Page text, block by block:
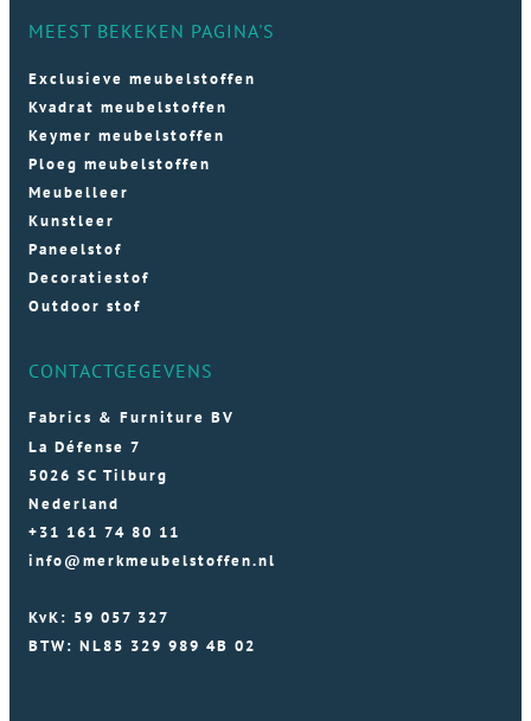
MEEST BEKEKEN PAGINA'S
Exclusieve meubelstoffen
Kvadrat meubelstoffen
Keymer meubelstoffen
Ploeg meubelstoffen
Meubelleer
Kunstleer
Paneelstof
Decoratiestof
Outdoor stof
CONTACTGEGEVENS
Fabrics & Furniture BV
La Défense 7
5026 SC Tilburg
Nederland
+31 161 74 80 11
info@merkmeubelstoffen.nl
KvK: 59 057 327
BTW: NL85 329 989 4B 02